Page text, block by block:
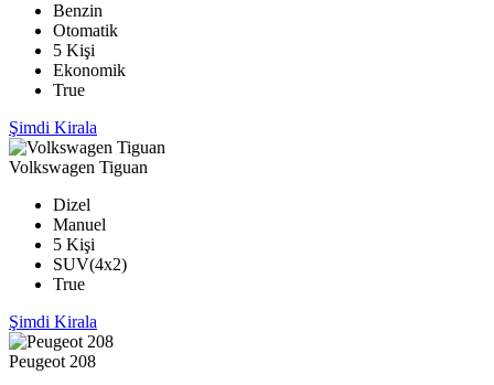
Benzin
Otomatik
5 Kişi
Ekonomik
True
Şimdi Kirala
Volkswagen Tiguan
Dizel
Manuel
5 Kişi
SUV(4x2)
True
Şimdi Kirala
Peugeot 208